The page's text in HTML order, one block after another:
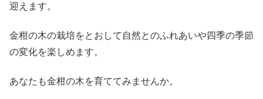
迎えます。
金柑の木の栽培をとおして自然とのふれあいや四季の季節
の変化を楽しめます。
あなたも金柑の木を育ててみませんか。